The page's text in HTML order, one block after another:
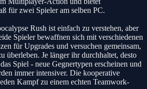
für zwei Spieler am selben PC.
Rush ist einfach zu verstehen, aber
Spieler bewaffnen sich mit verschiedenen
für Upgrades und versuchen gemeinsam,
überleben. Je länger ihr durchhaltet, desto
Spiel - neue Gegnertypen erscheinen und
immer intensiver. Die kooperative
Kampf zu einem echten Teamwork-